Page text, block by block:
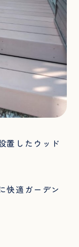
置したウッド
快適ガーデン